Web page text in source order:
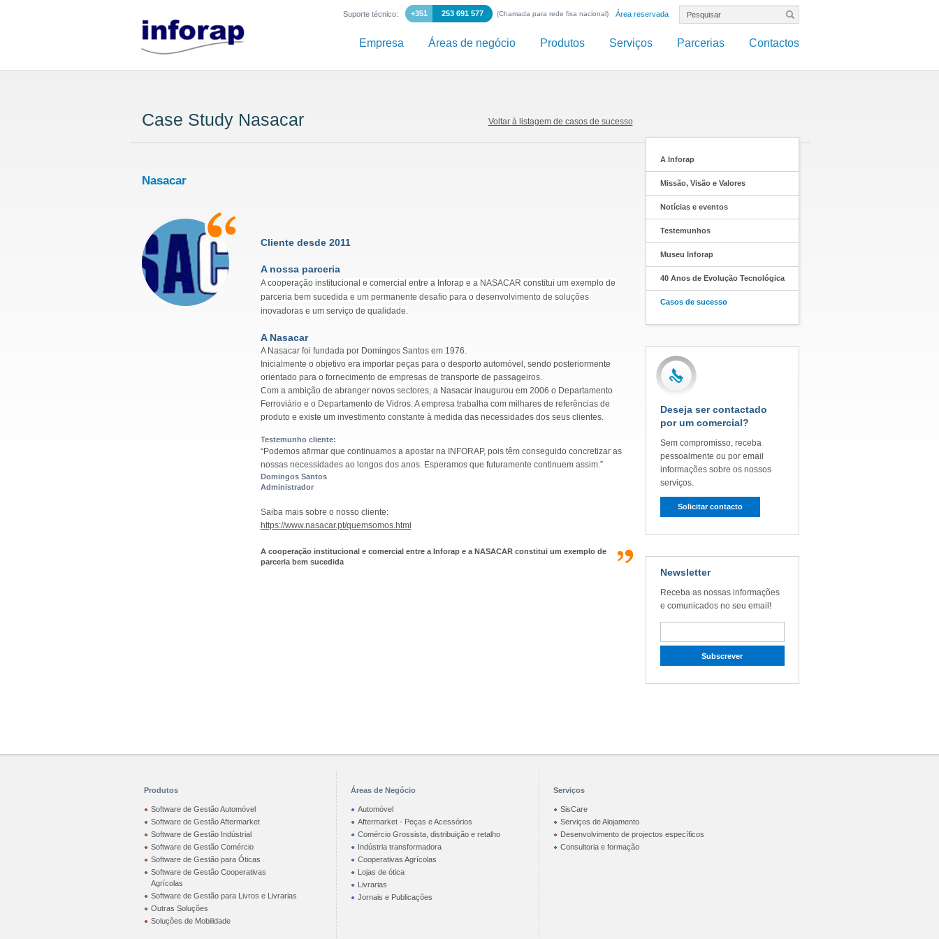
Suporte técnico: +351 253 691 577 (Chamada para rede fixa nacional) Área reservada
Empresa Áreas de negócio Produtos Serviços Parcerias Contactos
Case Study Nasacar Voltar à listagem de casos de sucesso
Nasacar
Cliente desde 2011
A nossa parceria
A cooperação institucional e comercial entre a Inforap e a NASACAR constitui um exemplo de
parceria bem sucedida e um permanente desafio para o desenvolvimento de soluções
inovadoras e um serviço de qualidade.
A Nasacar
A Nasacar foi fundada por Domingos Santos em 1976.
Inicialmente o objetivo era importar peças para o desporto automóvel, sendo posteriormente
orientado para o fornecimento de empresas de transporte de passageiros.
Com a ambição de abranger novos sectores, a Nasacar inaugurou em 2006 o Departamento
Ferroviário e o Departamento de Vidros. A empresa trabalha com milhares de referências de
produto e existe um investimento constante à medida das necessidades dos seus clientes.
Testemunho cliente:
“Podemos afirmar que continuamos a apostar na INFORAP, pois têm conseguido concretizar as
nossas necessidades ao longos dos anos. Esperamos que futuramente continuem assim.”
Domingos Santos
Administrador
Saiba mais sobre o nosso cliente:
https://www.nasacar.pt/quemsomos.html
A cooperação institucional e comercial entre a Inforap e a NASACAR constitui um exemplo de
parceria bem sucedida
A Inforap
Missão, Visão e Valores
Notícias e eventos
Testemunhos
Museu Inforap
40 Anos de Evolução Tecnológica
Casos de sucesso
Deseja ser contactado
por um comercial?
Sem compromisso, receba
pessoalmente ou por email
informações sobre os nossos
serviços.
Solicitar contacto
Newsletter
Receba as nossas informações
e comunicados no seu email!
Produtos
Software de Gestão Automóvel
Software de Gestão Aftermarket
Software de Gestão Indústrial
Software de Gestão Comércio
Software de Gestão para Óticas
Software de Gestão Cooperativas
Agrícolas
Software de Gestão para Livros e Livrarias
Outras Soluções
Soluções de Mobilidade
Áreas de Negócio
Automóvel
Aftermarket - Peças e Acessórios
Comércio Grossista, distribuição e retalho
Indústria transformadora
Cooperativas Agrícolas
Lojas de ótica
Livrarias
Jornais e Publicações
Serviços
SisCare
Serviços de Alojamento
Desenvolvimento de projectos específicos
Consultoria e formação